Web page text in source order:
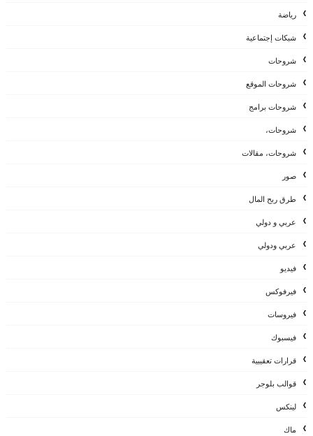
رياضة
شبكات إجتماعية
شروحات
شروحات الموقع
شروحات برامج
شروحات،
شروحات، مقالات
صور
طرق ربح المال
عربي و دولي
عربي ودولي
فيديو
فيرفوكس
فيروسات
فيسبوك
قرارات تعقيبية
قوالب بلوجر
لينكس
ماك